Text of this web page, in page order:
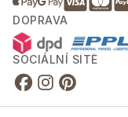
DOPRAVA
SOCIÁLNÍ SÍTĚ